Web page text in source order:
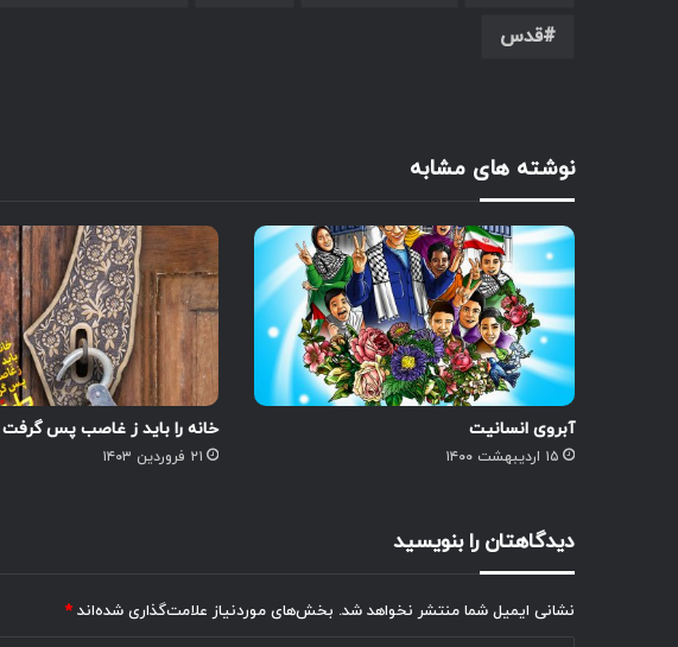
قدس
نوشته های مشابه
آبروی انسانیت
۱۵ اردیبهشت ۱۴۰۰
خانه را باید ز غاصب پس گرفت
۲۱ فروردین ۱۴۰۳
دیدگاهتان را بنویسید
نشانی ایمیل شما منتشر نخواهد شد. بخش‌های موردنیاز علامت‌گذاری شده‌اند *